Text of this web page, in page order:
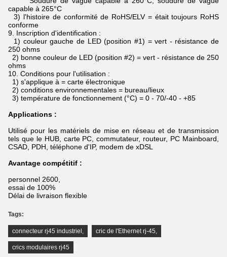
capable à 265°C
3) l'histoire de conformité de RoHS/ELV = était toujours RoHS
conforme
9. Inscription d'identification :
1) couleur gauche de LED (position #1) = vert - résistance de
250 ohms
2) bonne couleur de LED (position #2) = vert - résistance de 250
ohms
10. Conditions pour l'utilisation :
1) s'applique à = carte électronique
2) conditions environnementales = bureau/lieux
3) température de fonctionnement (°C) = 0 - 70/-40 - +85
Applications :
Utilisé pour les matériels de mise en réseau et de transmission
tels que le HUB, carte PC, commutateur, routeur, PC Mainboard,
CSAD, PDH, téléphone d'IP, modem de xDSL
Avantage compétitif :
personnel 2600,
essai de 100%
Délai de livraison flexible
Tags:
connecteur rj45 industriel , cric de l'Ethernet rj-45,
crics modulaires rj45